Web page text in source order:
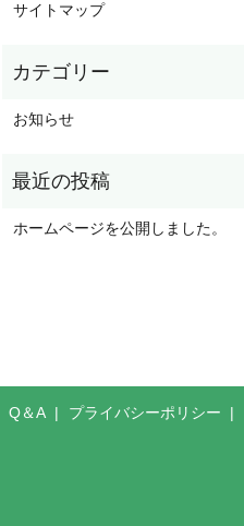
サイトマップ
お知らせ
ホームページを公開しました。
Q＆A
プライバシーポリシー